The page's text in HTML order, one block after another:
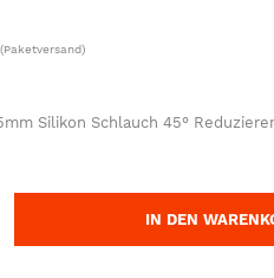
(Paketversand)
Silikon Schlauch 45°
IN DEN